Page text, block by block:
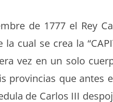
de 1777 el Rey
cual se crea la
vez en un solo
provin­cias que antes
de Car­los III